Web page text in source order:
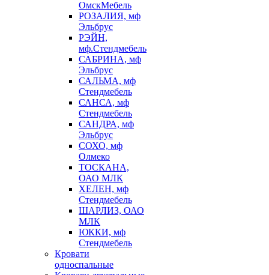
ОмскМебель
РОЗАЛИЯ, мф
Эльбрус
РЭЙН,
мф.Стендмебель
САБРИНА, мф
Эльбрус
САЛЬМА, мф
Стендмебель
САНСА, мф
Стендмебель
САНДРА, мф
Эльбрус
СОХО, мф
Олмеко
ТОСКАНА,
ОАО МЛК
ХЕЛЕН, мф
Стендмебель
ШАРЛИЗ, ОАО
МЛК
ЮККИ, мф
Стендмебель
Кровати
односпальные